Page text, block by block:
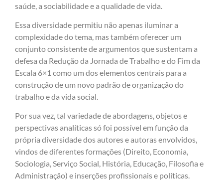
saúde, a sociabilidade e a qualidade de vida.
Essa diversidade permitiu não apenas iluminar a
complexidade do tema, mas também oferecer um
conjunto consistente de argumentos que sustentam a
defesa da Redução da Jornada de Trabalho e do Fim da
Escala 6×1 como um dos elementos centrais para a
construção de um novo padrão de organização do
trabalho e da vida social.
Por sua vez, tal variedade de abordagens, objetos e
perspectivas analíticas só foi possível em função da
própria diversidade dos autores e autoras envolvidos,
vindos de diferentes formações (Direito, Economia,
Sociologia, Serviço Social, História, Educação, Filosofia e
Administração) e inserções profissionais e políticas.